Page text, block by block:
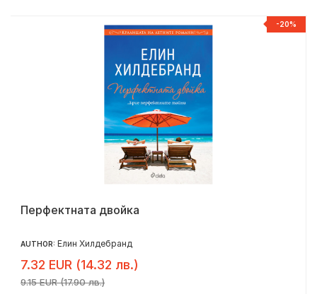
-20%
Перфектната двойка
AUTHOR: Елин Хилдебранд
7.32 EUR (14.32 лв.)
9.15 EUR (17.90 лв.)